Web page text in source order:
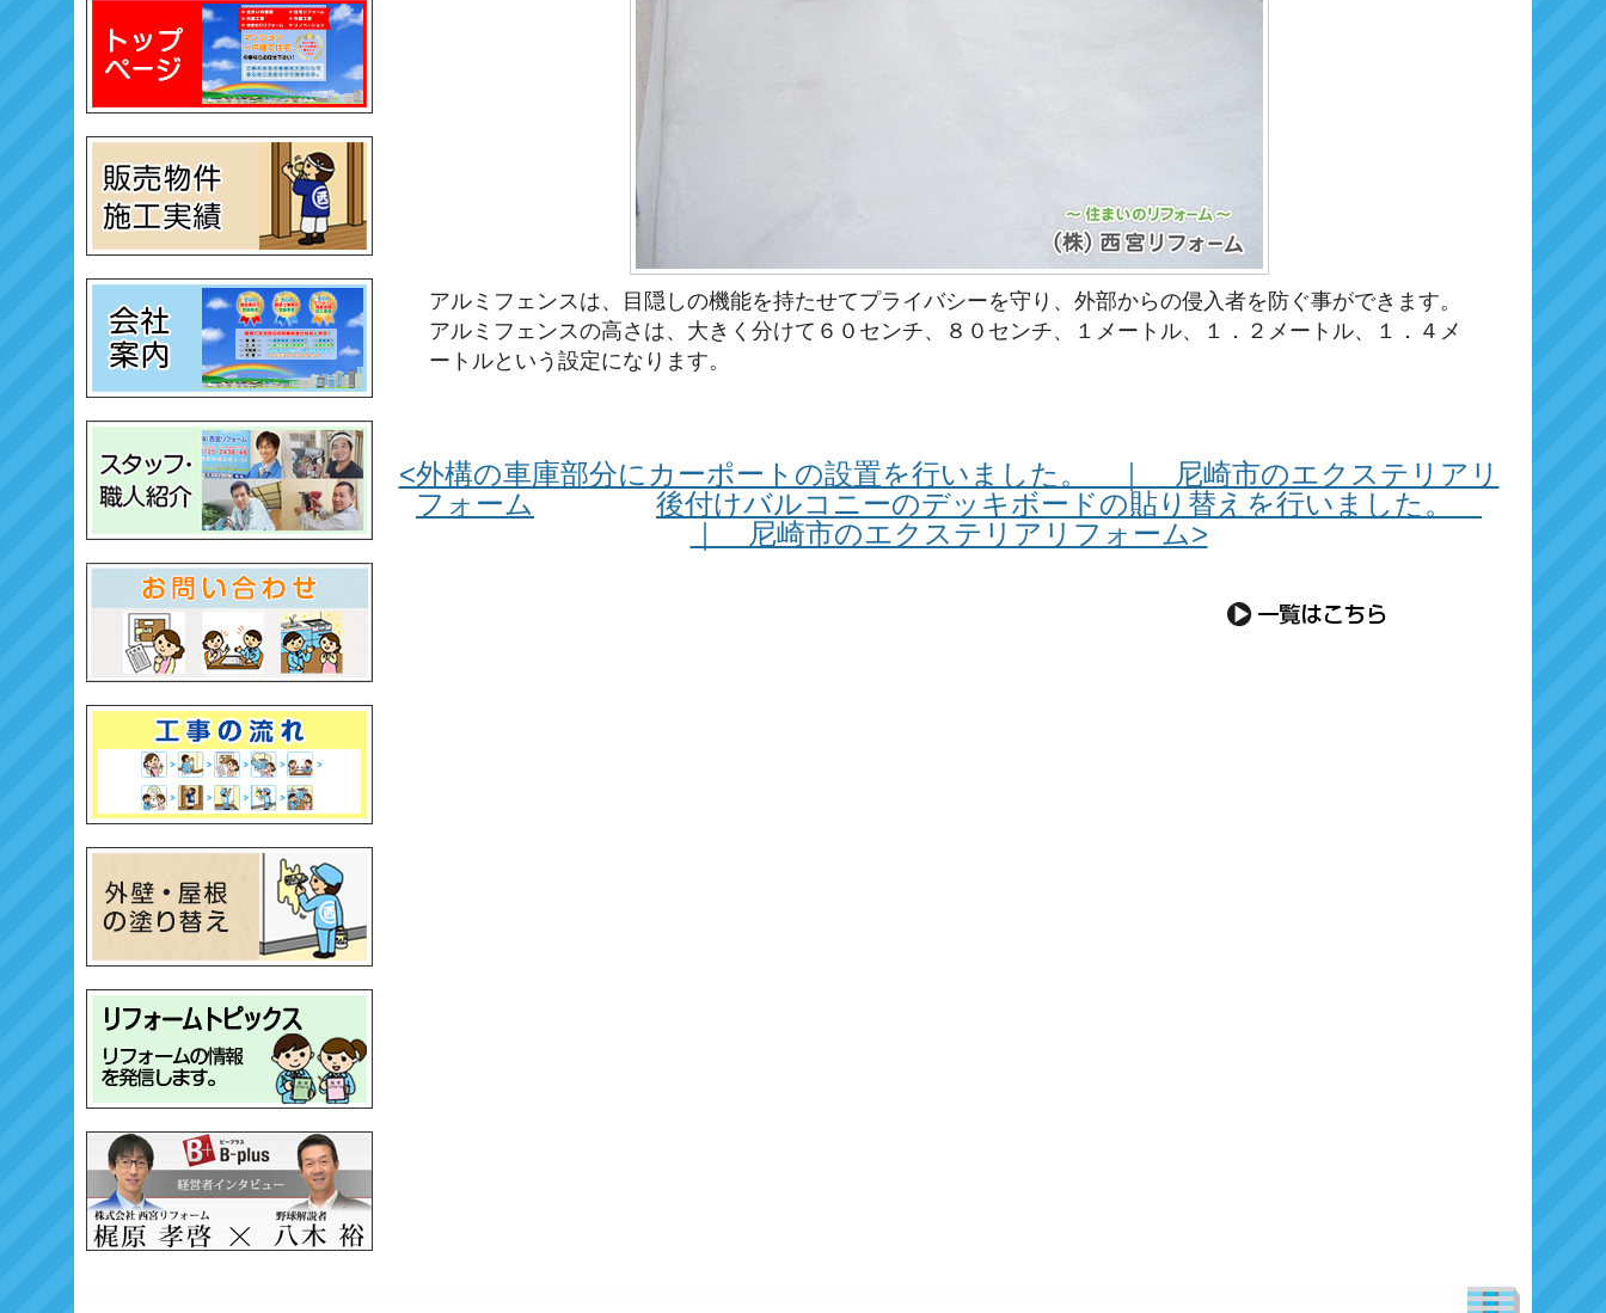
アルミフェンスは、目隠しの機能を持たせてプライバシーを守り、外部からの侵入者を防ぐ事ができます。
アルミフェンスの高さは、大きく分けて６０センチ、８０センチ、１メートル、１．２メートル、１．４メ
ートルという設定になります。
<外構の車庫部分にカーポートの設置を行いました。 ｜ 尼崎市のエクステリアリ
フォーム
後付けバルコニーのデッキボードの貼り替えを行いました。
｜ 尼崎市のエクステリアリフォーム>